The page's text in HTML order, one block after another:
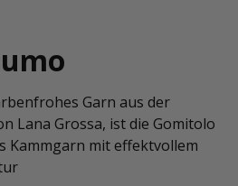
Garn aus der
Lana Grossa, ist die Gomitolo
Kammgarn mit effektvollem